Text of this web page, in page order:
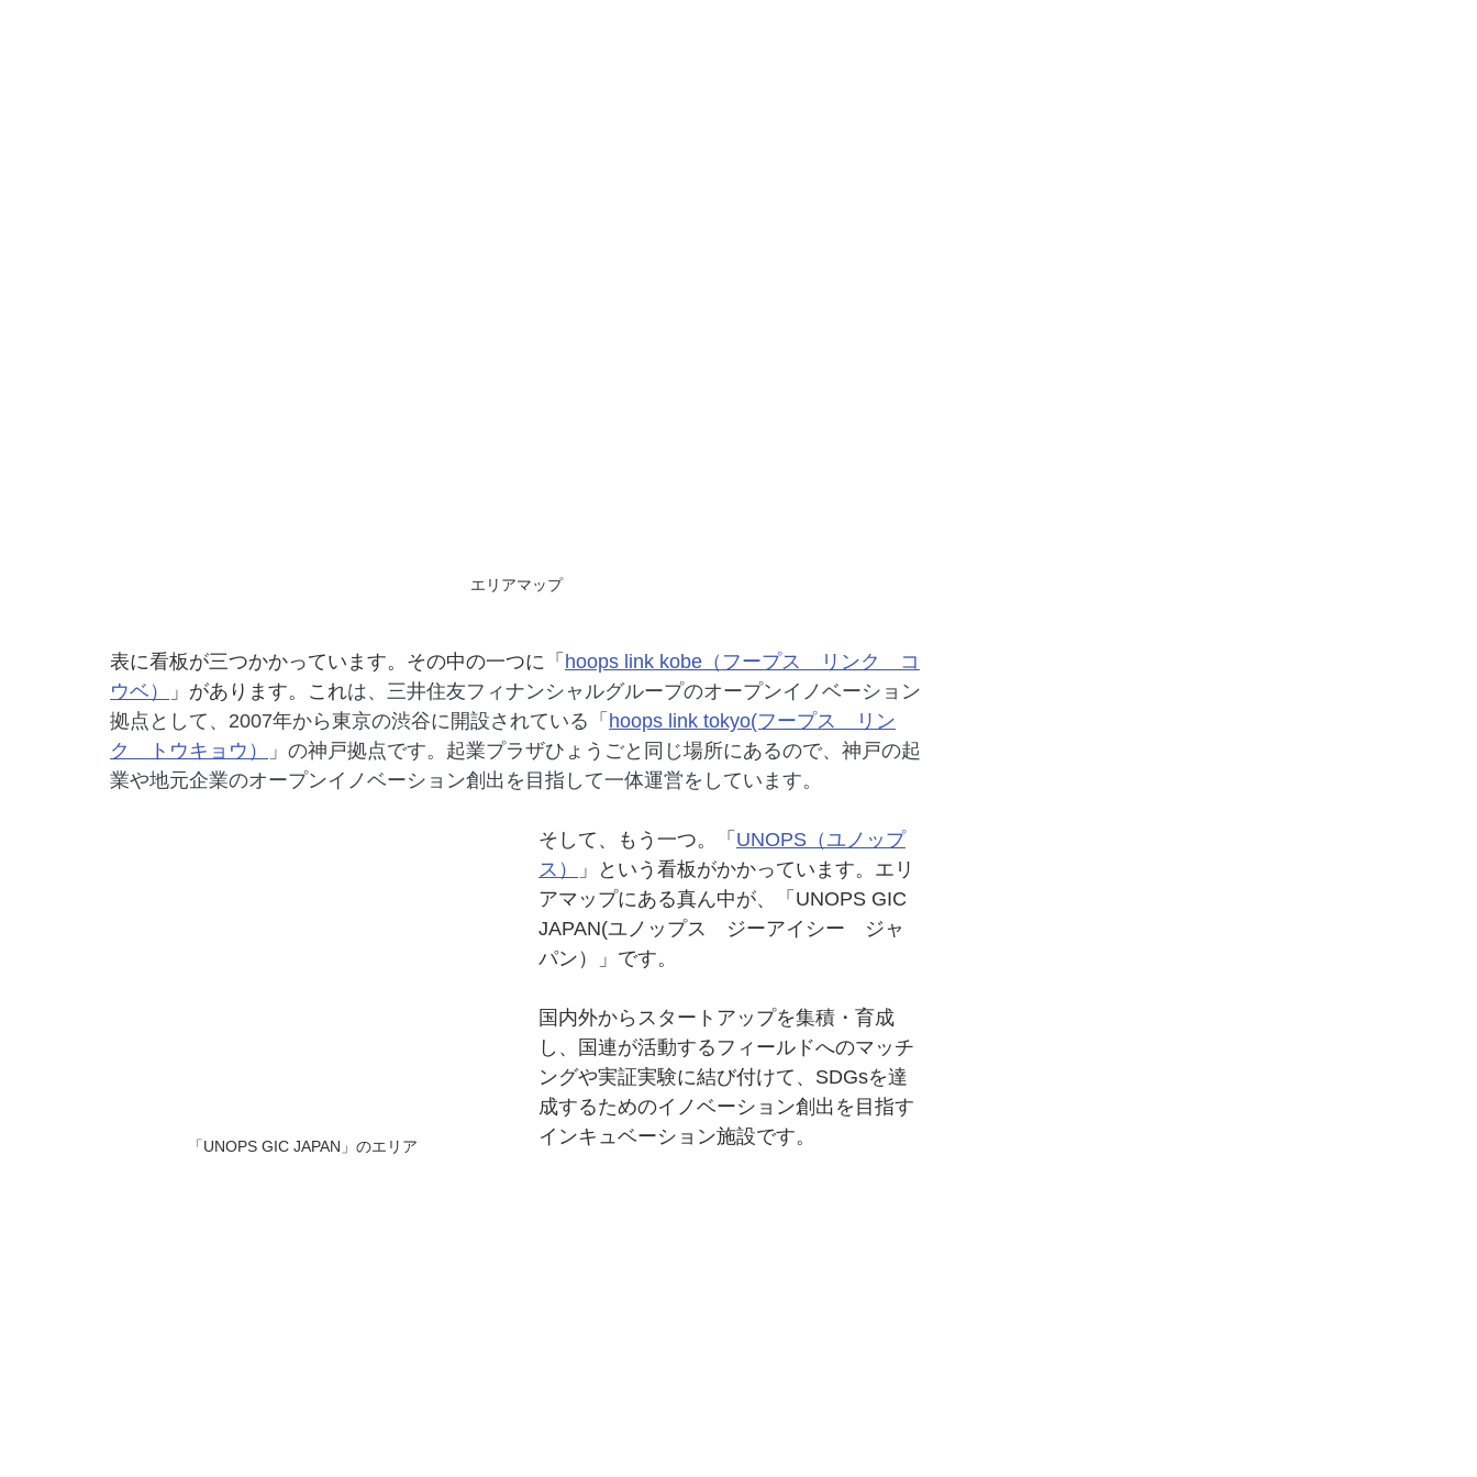
エリアマップ
表に看板が三つかかっています。その中の一つに「 hoops link kobe （フープス　リンク　コ
ウベ）
」があります。これは、三井住友フィナンシャルグループのオープンイノベーション
拠点として、2007年から東京の渋谷に開設されている「 hoops link tokyo(フープス　リン
ク　トウキョウ）
」の神戸拠点です。起業プラザひょうごと同じ場所にあるので、神戸の起
業や地元企業のオープンイノベーション創出を目指して一体運営をしています。
「UNOPS GIC JAPAN」のエリア
そして、もう一つ。「 UNOPS（ユノップ
ス）
」という看板がかかっています。エリ
アマップにある真ん中が、「UNOPS GIC
JAPAN(ユノップス　ジーアイシー　ジャ
パン）」です。
国内外からスタートアップを集積・育成
し、国連が活動するフィールドへのマッチ
ングや実証実験に結び付けて、SDGsを達
成するためのイノベーション創出を目指す
インキュベーション施設です。